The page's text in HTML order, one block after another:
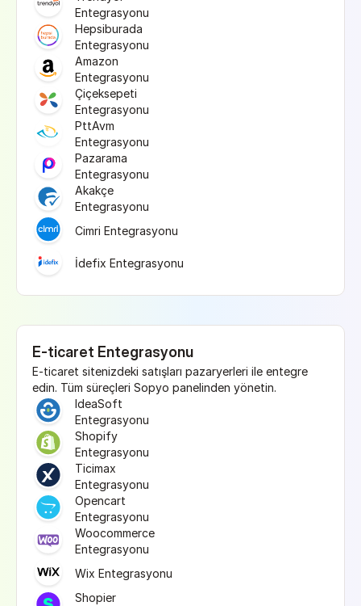
Entegrasyonu
Hepsiburada
Entegrasyonu
Amazon
Entegrasyonu
Çiçeksepeti
Entegrasyonu
PttAvm
Entegrasyonu
Pazarama
Entegrasyonu
Akakçe
Entegrasyonu
Cimri Entegrasyonu
İdefix Entegrasyonu
E-ticaret Entegrasyonu
E-ticaret sitenizdeki satışları pazaryerleri ile entegre
edin. Tüm süreçleri Sopyo panelinden yönetin.
IdeaSoft
Entegrasyonu
Shopify
Entegrasyonu
Ticimax
Entegrasyonu
Opencart
Entegrasyonu
Woocommerce
Entegrasyonu
Wix Entegrasyonu
Shopier